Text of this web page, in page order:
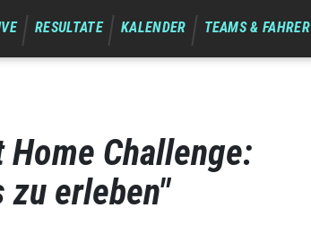
RESULTATE KALENDER TEAMS & FAHRER
Home Challenge:
zu erleben"